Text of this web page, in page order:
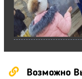
Возможно